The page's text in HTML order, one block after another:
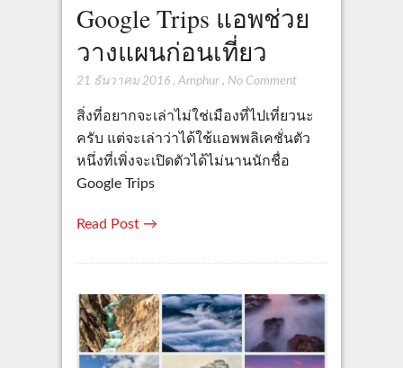
Google Trips แอพช่วย
วางแผนก่อนเที่ยว
21 ธันวาคม 2016, Amphur, No Comment
สิ่งที่อยากจะเล่าไม่ใช่เมืองที่ไปเที่ยวนะ
ครับ แต่จะเล่าว่าได้ใช้แอพพลิเคชั่นตัว
หนึ่งที่เพิ่งจะเปิดตัวได้ไม่นานนักชื่อ
Google Trips
Read Post →